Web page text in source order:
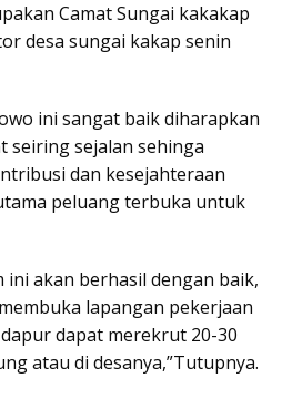
Camat Sungai kakakap
desa sungai kakap senin
ini sangat baik diharapkan
seiring sejalan sehinga
dan kesejahteraan
peluang terbuka untuk
ini akan berhasil dengan baik,
lapangan pekerjaan
dapat merekrut 20-30
atau di desanya,”Tutupnya.